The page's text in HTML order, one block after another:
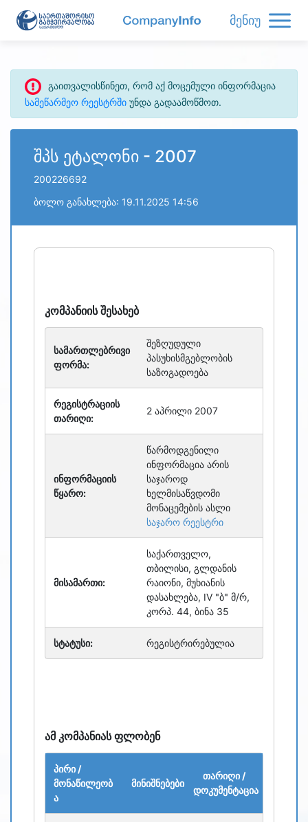
მენიუ
გაითვალისწინეთ, რომ აქ მოცემული ინფორმაცია
სამეწარმეო რეესტრში უნდა გადაამოწმოთ.
შპს ეტალონი - 2007
200226692
ბოლო განახლება: 19.11.2025 14:56
კომპანიის შესახებ
სამართლებრივი
ფორმა:
შეზღუდული
პასუხისმგებლობის
საზოგადოება
რეგისტრაციის
თარიღი:
2 აპრილი 2007
ინფორმაციის
წყარო:
წარმოდგენილი
ინფორმაცია არის
საჯაროდ
ხელმისაწვდომი
მონაცემების ასლი
საჯარო რეესტრი
მისამართი:
საქართველო,
თბილისი, გლდანის
რაიონი, მუხიანის
დასახლება, IV "ბ" მ/რ,
კორპ. 44, ბინა 35
სტატუსი: რეგისტრირებულია
ამ კომპანიას ფლობენ
პირი /
მონაწილეობ
ა
მინიშნებები
თარიღი /
დოკუმენტაცია